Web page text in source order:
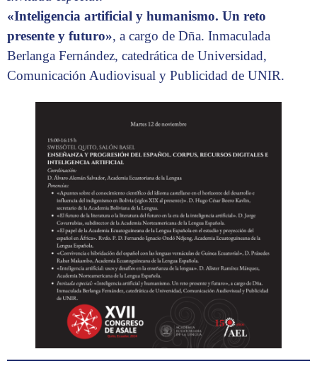
«Inteligencia artificial y humanismo. Un reto
presente y futuro», a cargo de Dña. Inmaculada
Berlanga Fernández, catedrática de Universidad,
Comunicación Audiovisual y Publicidad de UNIR.